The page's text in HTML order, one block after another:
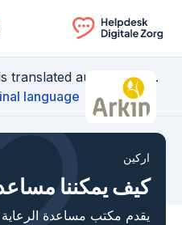
Ga naar de homepagina
translated automatically.
language
اركين
كيف يمكننا